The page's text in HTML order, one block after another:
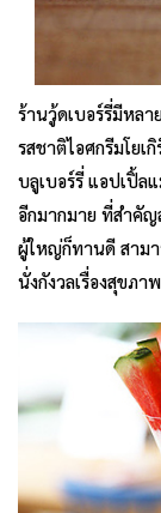
ร้านวู้ดเบอร์รี่มีหล
รสชาติไอศกรีมโยเ
บลูเบอร์รี่ แอปเปิ้ล
อีกมากมาย ที่สำคัญ
ผู้ใหญ่ก็ทานดี สามา
นั่งกังวลเรื่องสุขภา